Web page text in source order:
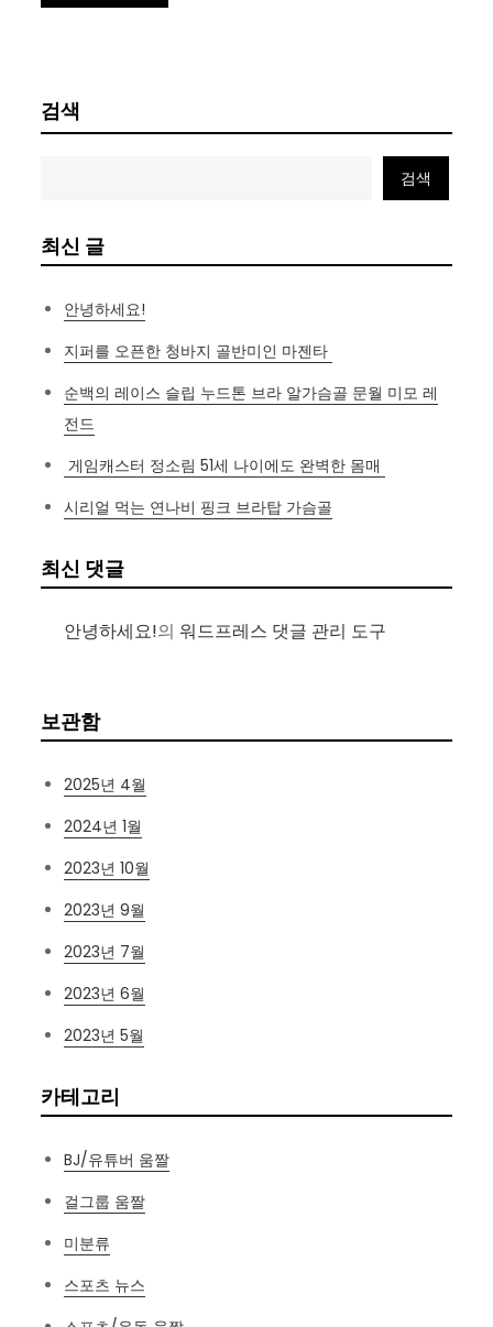
검색
검색
최신 글
안녕하세요!
지퍼를 오픈한 청바지 골반미인 마젠타
순백의 레이스 슬립 누드톤 브라 알가슴골 문월 미모 레
전드
게임캐스터 정소림 51세 나이에도 완벽한 몸매
시리얼 먹는 연나비 핑크 브라탑 가슴골
최신 댓글
안녕하세요!의워드프레스 댓글 관리 도구
보관함
2025년 4월
2024년 1월
2023년 10월
2023년 9월
2023년 7월
2023년 6월
2023년 5월
카테고리
BJ/유튜버 움짤
걸그룹 움짤
미분류
스포츠 뉴스